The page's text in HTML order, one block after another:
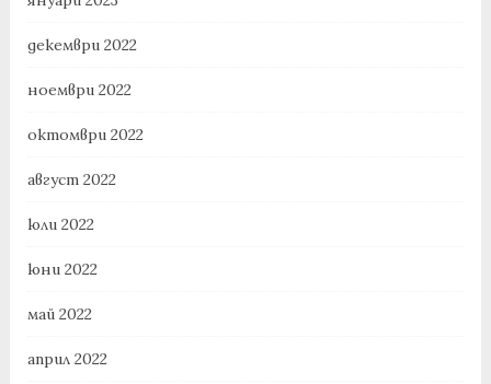
декември 2022
ноември 2022
октомври 2022
август 2022
юли 2022
юни 2022
май 2022
април 2022